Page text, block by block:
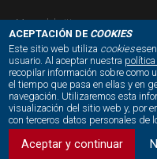
Revista Ensayos
Económica
Análisis y
Publicación |JUEVES, 7 DE
En la actualidad,
2.800 criptoactivos y la
mercado actual de
ACEPTACIÓN DE COOKIES
Este sitio web utiliza cookies
usuario. Al aceptar nuestra
recopilar información sobre como
el tiempo que pasa en ellas y en
navegación. Utilizaremos esta
visualización del sitio web y, por
con terceros datos personales de
Aceptar y continuar
Mapa del sitio